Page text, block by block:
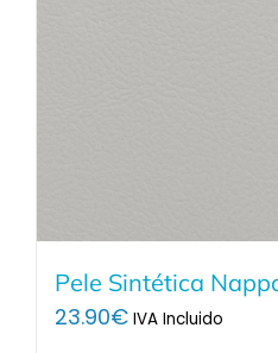
Pele Sintética
23.90€ IVA Incluido